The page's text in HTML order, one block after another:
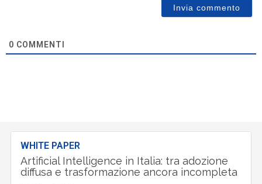
0 COMMENTI
WHITE PAPER
Artificial Intelligence in Italia: tra adozione
diffusa e trasformazione ancora incompleta